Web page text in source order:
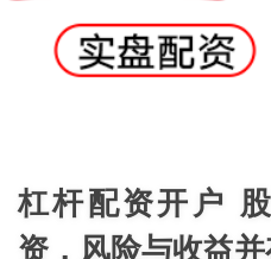
杠杆配资开户
资，风险与收益